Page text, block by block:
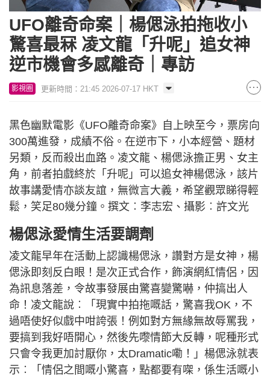
UnmuteLoaded:
5.32%
UFO離奇命案｜楊偲泳拍拖收小
驚喜最冧 凌文龍「升呢」追女神
逆市機會多感離奇｜專訪
影視圈 更新時間：21:45 2026-07-17 HKT
黑色幽默電影《UFO離奇命案》自上映至今，票房向
300萬進發，成績不俗。在逆市下，小本經營、題材
另類，反而殺出血路。凌文龍、楊偲泳擔正男、女主
角，前者拍戲終於「升呢」可以追女神楊偲泳，該片
故事講愛情亦談友誼，無微言大義，希望觀眾睇得輕
鬆，笑足80幾分鐘。撰文︰李志宏、攝影︰許文光
楊偲泳愛情生活要調劑
凌文龍早年在活動上認識楊偲泳，讚對方是女神，楊
偲泳即刻反白眼！是次正式合作，飾演網紅情侶，因
為訊息落差，令故事發展由驚喜變驚嚇，仲搞出人
命！凌文龍說︰「現實中拍拖嘅話，驚喜我OK，不
過唔使好似戲中咁誇張！例如對方無緣無故辱罵我，
要搞到我好唔開心，然後先嚟情節大反轉，呢種形式
只會令我更加討厭你，太Dramatic嘞！」楊偲泳就表
示︰「情侶之間嘅小驚喜，點都要有㗎，係生活嘅小